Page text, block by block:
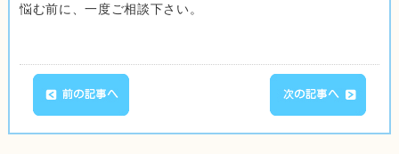
悩む前に、一度ご相談下さい。